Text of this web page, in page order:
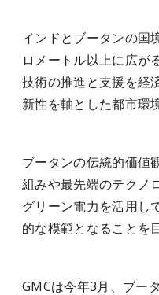
インドとブータンの国
ロメートル以上に広が
技術の推進と支援を経
新性を軸とした都市環
ブータンの伝統的価値
組みや最先端のテクノ
グリーン電力を活用し
的な模範となることを
GMCは今年3月、ブー